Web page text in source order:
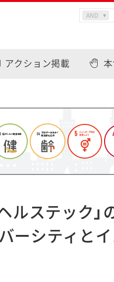
アクション掲載
ルステック」
ーシティとイ